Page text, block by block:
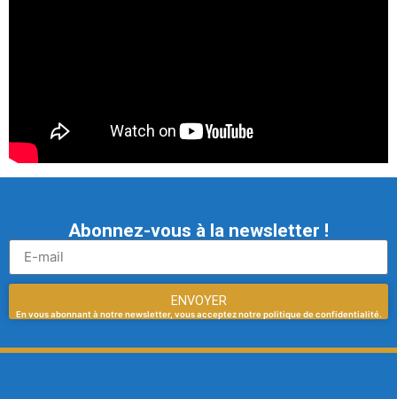
Abonnez-vous à la newsletter !
ENVOYER
En vous abonnant à notre newsletter, vous acceptez notre politique de confidentialité.